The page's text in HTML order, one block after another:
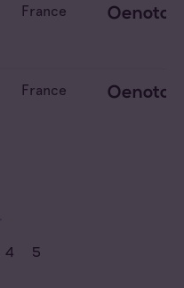
France
France
4 5